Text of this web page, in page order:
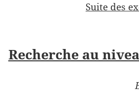
Suite des
Recherche au